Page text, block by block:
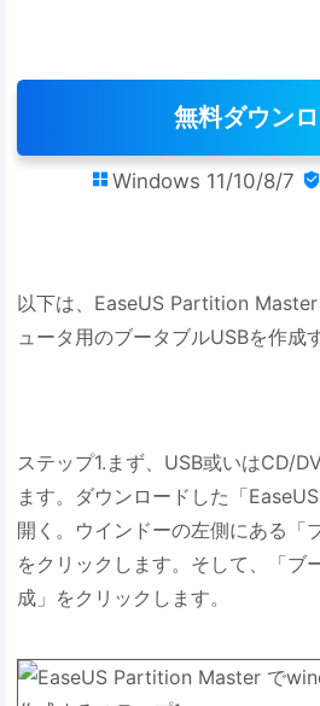
無料ダウン
 Windows 11/10/8/7 
以下は、EaseUS Partition
ュータ用のブータブルUSBを作成
ステップ1.まず、USB或いはCD/
ます。ダウンロードした「
開く。ウインドーの左側にある「
をクリックします。そして、「ブ
成」をクリックします。